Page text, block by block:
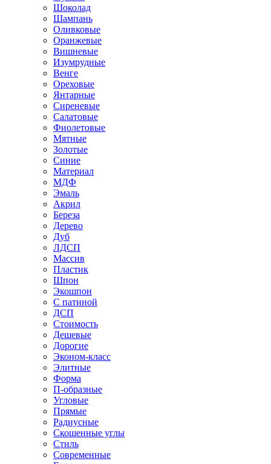
Шоколад
Шампань
Оливковые
Оранжевые
Вишневые
Изумрудные
Венге
Ореховые
Янтарные
Сиреневые
Салатовые
Фиолетовые
Мятные
Золотые
Синие
Материал
МДФ
Эмаль
Акрил
Береза
Дерево
Дуб
ЛДСП
Массив
Пластик
Шпон
Экошпон
С патиной
ДСП
Стоимость
Дешевые
Дорогие
Эконом-класс
Элитные
Форма
П-образные
Угловые
Прямые
Радиусные
Скошенные углы
Стиль
Современные